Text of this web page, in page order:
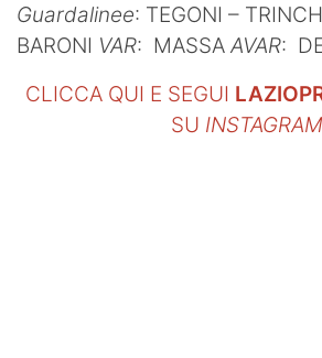
Guardalinee: TEGONI –
BARONI VAR: MASSA AVAR:
CLICCA QUI E SEGUI
SU INSTAGRAM